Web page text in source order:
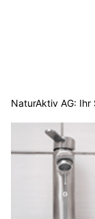
NaturAktiv AG: